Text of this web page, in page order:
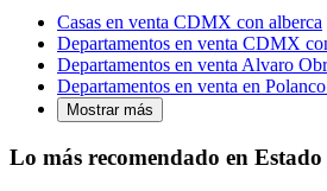
Casas en venta CDMX con alberca
Departamentos en venta CDMX
Departamentos en venta Alvaro
Departamentos en venta en
Mostrar más
Lo más recomendado en